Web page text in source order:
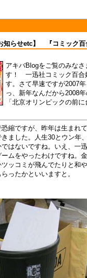
知らせetc】 『コミック
アキバBlogをご覧のみな
す！ 一迅社コミック百合
す。さて早速ですが2007
っ、新年なんだから2008
「北京オリンピックの前
縮ですが、昨年は生まれ
ました。人生30とウン年
はないですね。いえ、一
ムをやったわけですね。
ッコミが飛んでたりと和
ったかといいますと。